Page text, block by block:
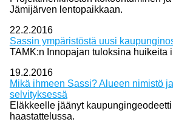
Jämijärven lentopaikkaan.
22.2.2016
Sassin ympäristöstä uusi
TAMK:n Innopajan tuloksina huikeita
19.2.2016
Mikä ihmeen Sassi? Alueen nimistö
selvityksessä
Eläkkeelle jäänyt
haastattelussa.